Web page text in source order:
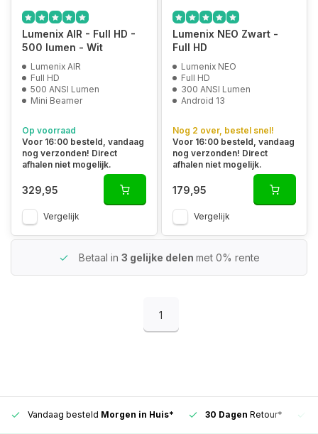
Lumenix AIR - Full HD -
500 lumen - Wit
Lumenix AIR
Full HD
500 ANSI Lumen
Mini Beamer
Op voorraad
Voor 16:00 besteld, vandaag
nog verzonden! Direct
afhalen niet mogelijk.
329,95
Vergelijk
Lumenix NEO Zwart -
Full HD
Lumenix NEO
Full HD
300 ANSI Lumen
Android 13
Nog 2 over, bestel snel!
Voor 16:00 besteld, vandaag
nog verzonden! Direct
afhalen niet mogelijk.
179,95
Vergelijk
Betaal in 3 gelijke delen met 0% rente
1
Vandaag besteld Morgen in Huis* 30 Dagen Retour*